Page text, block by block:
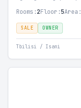
Rooms:2Floor:5Area:
SALE OWNER
Tbilisi / Isani